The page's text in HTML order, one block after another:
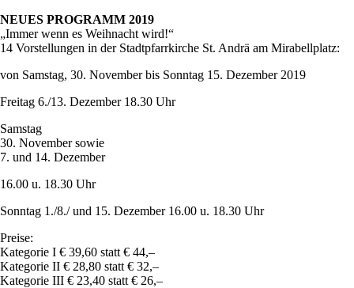
NEUES PROGRAMM 2019
„Immer wenn es Weihnacht wird!“
14 Vorstellungen in der Stadtpfarrkirche St. Andrä am Mirabellplatz:
von Samstag, 30. November bis Sonntag 15. Dezember 2019
Freitag 6./13. Dezember 18.30 Uhr
Samstag
30. November sowie
7. und 14. Dezember
16.00 u. 18.30 Uhr
Sonntag 1./8./ und 15. Dezember 16.00 u. 18.30 Uhr
Preise:
Kategorie I € 39,60 statt € 44,–
Kategorie II € 28,80 statt € 32,–
Kategorie III € 23,40 statt € 26,–